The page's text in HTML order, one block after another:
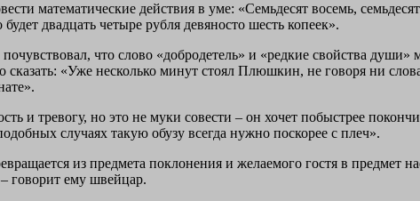
математические действия в уме: «Семьдесят восемь,
двадцать четыре рубля девяносто шесть копеек».
что слово «добродетель» и «редкие свойства
сказать: «Уже несколько минут стоял Плюшкин, не говоря ни
и тревогу, но это не муки совести – он хочет побыстрее
случаях такую обузу всегда нужно поскорее с плеч».
из предмета поклонения и желаемого гостя в предмет
говорит ему швейцар.